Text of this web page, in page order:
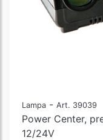
Lampa - Art. 39039
Power Center,
12/24V